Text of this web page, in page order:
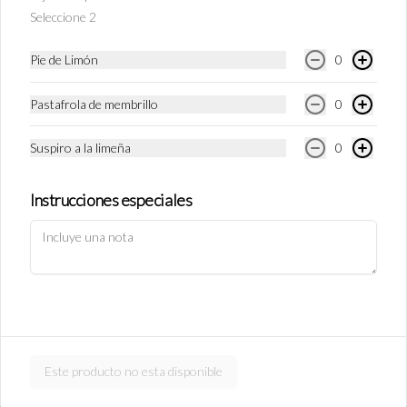
Empanada de Jamón y Queso
S/ 11.90
Política de Cookies
Haga clic en Aceptar para permitir que Justo use cookies a fin
Seleccione 2
Pie de Limón 0
Pastafrola de membrillo 0
Suspiro a la limeña 0
Instrucciones especiales
Este producto no esta disponible